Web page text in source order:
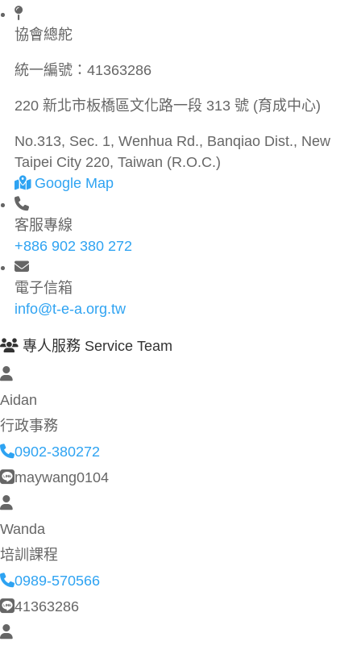
協會總舵
統一編號： 41363286
220 新北市板橋區文化路一段 313 號 (育成中心)
No.313, Sec. 1, Wenhua Rd., Banqiao Dist., New
Taipei City 220, Taiwan (R.O.C.)
Google Map
客服專線
+886 902 380 272
電子信箱
info@t-e-a.org.tw
專人服務 Service Team
Aidan
行政事務
0902-380272
maywang0104
Wanda
培訓課程
0989-570566
41363286